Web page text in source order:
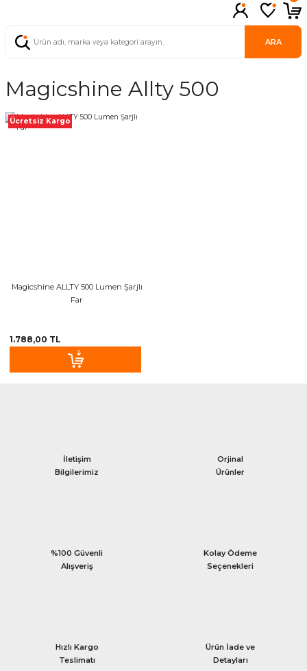
ARA
Magicshine Allty 500
Ücretsiz Kargo
Magicshine ALLTY 500 Lumen Şarjlı
Far
1.788,00 TL
İletişim
Bilgilerimiz
Orjinal
Ürünler
%100 Güvenli
Alışveriş
Kolay Ödeme
Seçenekleri
Hızlı Kargo
Teslimatı
Ürün İade ve
Detayları